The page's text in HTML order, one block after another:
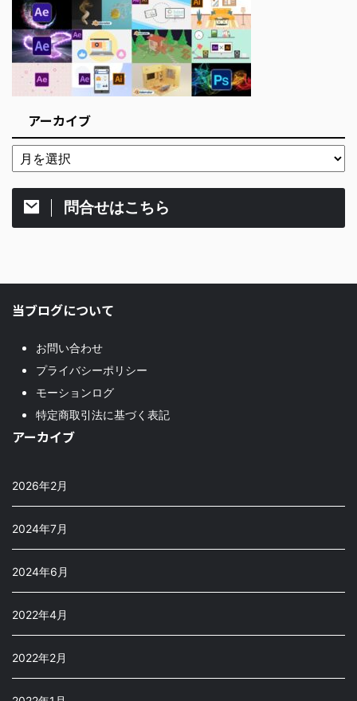
アーカイブ
問合せはこちら
当ブログについて
お問い合わせ
プライバシーポリシー
モーションログ
特定商取引法に基づく表記
アーカイブ
2026年2月
2024年7月
2024年6月
2022年4月
2022年2月